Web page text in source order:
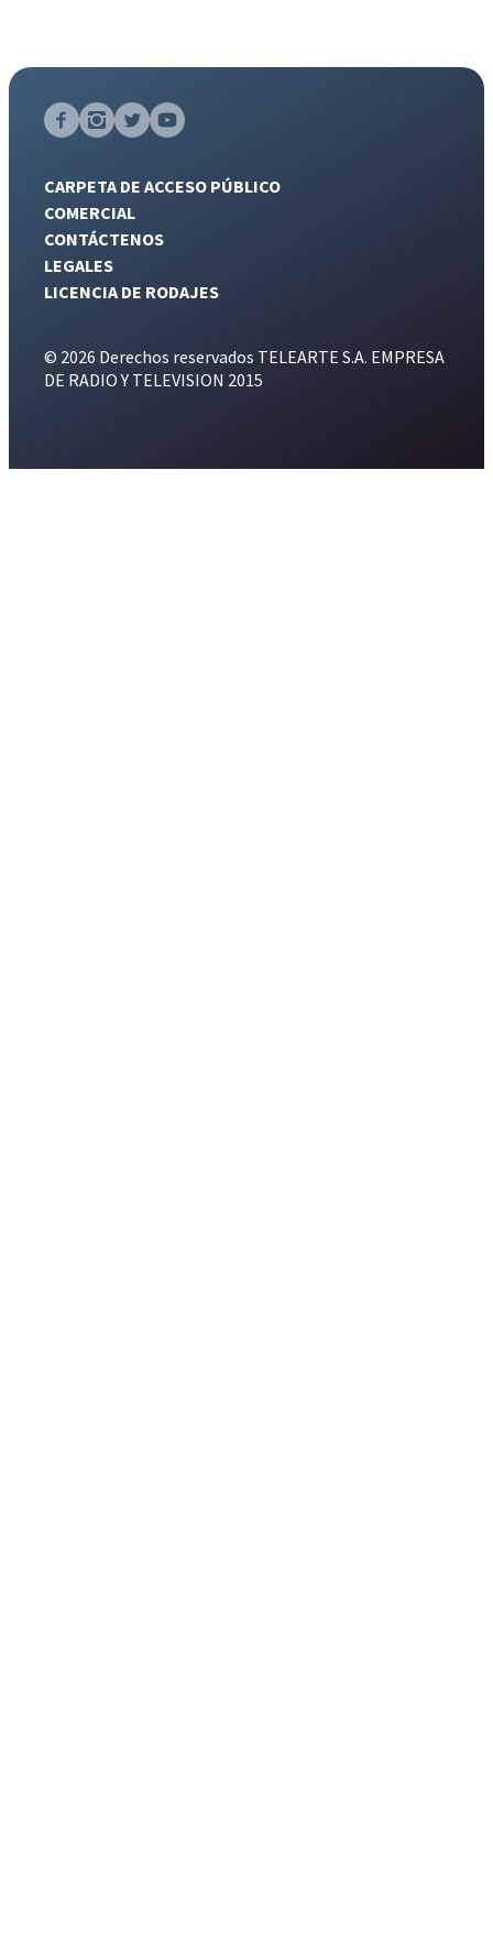
CARPETA DE ACCESO PÚBLICO
COMERCIAL
CONTÁCTENOS
LEGALES
LICENCIA DE RODAJES
© 2026 Derechos reservados TELEARTE S.A. EMPRESA
DE RADIO Y TELEVISION 2015